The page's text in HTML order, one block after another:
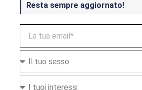
Resta sempre aggiornato!